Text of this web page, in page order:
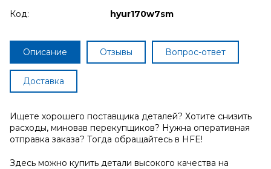
Код:
hyur170w7sm
Описание Отзывы Вопрос-ответ
Доставка
Ищете хорошего поставщика деталей? Хотите снизить
расходы, миновав перекупщиков? Нужна оперативная
отправка заказа? Тогда обращайтесь в HFE!
Здесь можно купить детали высокого качества на